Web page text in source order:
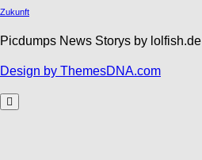
Zukunft
Picdumps News Storys by lolfish.de
Design by ThemesDNA.com